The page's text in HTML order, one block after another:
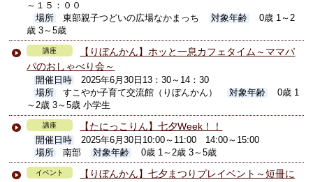
～１５：００
場所
東部親子つどいの広場なかまっち 対象年齢
0歳 1～2
歳 3～5歳
講座
【りぼんかん】ホッと一息カフェタイム～ママパ
パのおしゃべり会～
開催日時
2025年6月30日13：30～14：30
場所
すこやか子育て交流館（りぼんかん） 対象年齢
0歳 1
～2歳 3～5歳 小学生
講座 【たにっこりん】七夕Week！！
開催日時
2025年6月30日10:00～11:00 14:00～15:00
場所
南部 対象年齢 0歳 1～2歳 3～5歳
イベント
【りぼんかん】七夕まつりプレイベント～短冊に